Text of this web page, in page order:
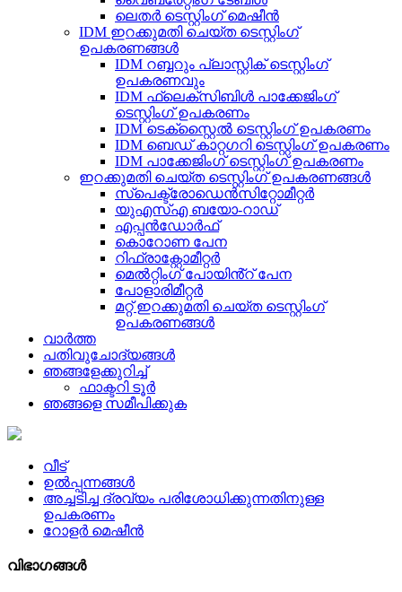
ലെതർ ടെസ്റ്റിംഗ് മെഷീൻ
IDM ഇറക്കുമതി ചെയ്ത ടെസ്റ്റിംഗ്
ഉപകരണങ്ങൾ
IDM റബ്ബറും പ്ലാസ്റ്റിക് ടെസ്റ്റിംഗ്
ഉപകരണവും
IDM ഫ്ലെക്സിബിൾ പാക്കേജിംഗ്
ടെസ്റ്റിംഗ് ഉപകരണം
IDM ടെക്സ്റ്റൈൽ ടെസ്റ്റിംഗ് ഉപകരണം
IDM ബെഡ് കാറ്റഗറി ടെസ്റ്റിംഗ് ഉപകരണം
IDM പാക്കേജിംഗ് ടെസ്റ്റിംഗ് ഉപകരണം
ഇറക്കുമതി ചെയ്ത ടെസ്റ്റിംഗ് ഉപകരണങ്ങൾ
സ്പെക്ട്രോഡെൻസിറ്റോമീറ്റർ
യുഎസ്എ ബയോ-റാഡ്
എപ്പൻഡോർഫ്
കൊറോണ പേന
റിഫ്രാക്റ്റോമീറ്റർ
മെൽറ്റിംഗ് പോയിൻ്റ് പേന
പോളാരിമീറ്റർ
മറ്റ് ഇറക്കുമതി ചെയ്ത ടെസ്റ്റിംഗ്
ഉപകരണങ്ങൾ
വാർത്ത
പതിവുചോദ്യങ്ങൾ
ഞങ്ങളേക്കുറിച്ച്
ഫാക്ടറി ടൂർ
ഞങ്ങളെ സമീപിക്കുക
വീട്
ഉൽപ്പന്നങ്ങൾ
അച്ചടിച്ച ദ്രവ്യം പരിശോധിക്കുന്നതിനുള്ള
ഉപകരണം
റോളർ മെഷീൻ
വിഭാഗങ്ങൾ